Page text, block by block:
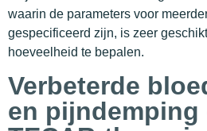
waarin de parameters voor
gespecificeerd zijn, is zeer
hoeveelheid te bepalen.
Verbeterde
en pijndemping